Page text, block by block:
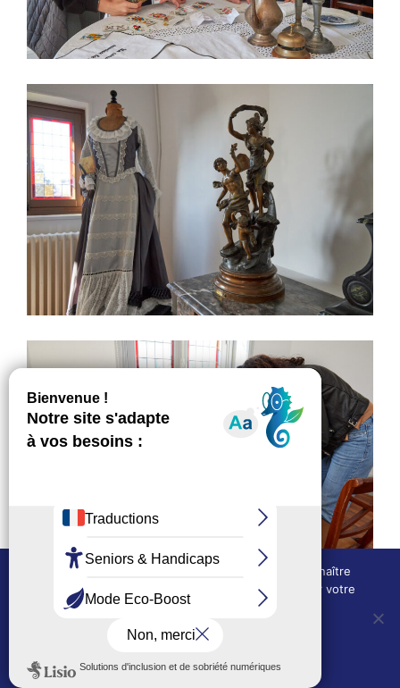
L’EXPOSITION
Nous utilisons des cookies techniques pour connaître
l'évolution de l'audience du site et pour améliorer votre
expérience.
OUI, j'accepte
Politique de confidentialité